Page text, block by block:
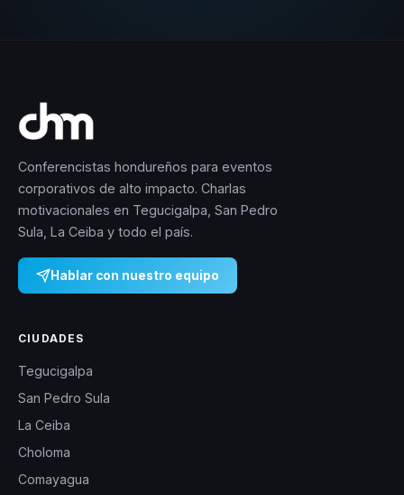
Conferencistas hondureños para eventos
corporativos de alto impacto. Charlas
motivacionales en Tegucigalpa, San Pedro
Sula, La Ceiba y todo el país.
Hablar con nuestro equipo
CIUDADES
Tegucigalpa
San Pedro Sula
La Ceiba
Choloma
Comayagua